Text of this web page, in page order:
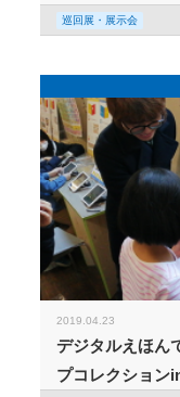
巡回展・展示会
2019.04.23
デジタルえほん
プコレクション